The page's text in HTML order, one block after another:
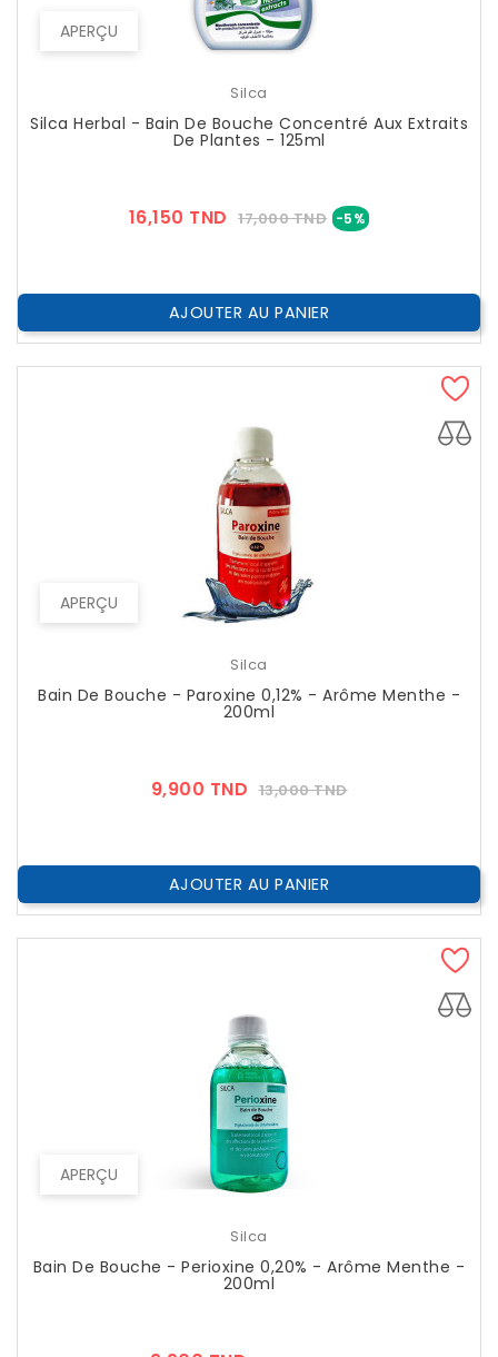
APERÇU
Silca
Silca Herbal - Bain De Bouche Concentré Aux Extraits
De Plantes - 125ml
16,150 TND Prix
17,000 TND -5%Prix
AJOUTER AU PANIER
APERÇU
Silca
Bain De Bouche - Paroxine 0,12% - Arôme Menthe -
200ml
9,900 TND Prix
13,000 TNDPrix
AJOUTER AU PANIER
APERÇU
Silca
Bain De Bouche - Perioxine 0,20% - Arôme Menthe -
200ml